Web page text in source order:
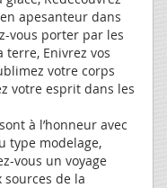
apesanteur dans
vous porter par les
Enivrez vos
votre corps
votre esprit dans les
à l’honneur avec
type modelage,
vous un voyage
sources de la